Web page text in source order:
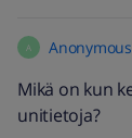
A Anonymous
Mikä on kun
unitietoja?